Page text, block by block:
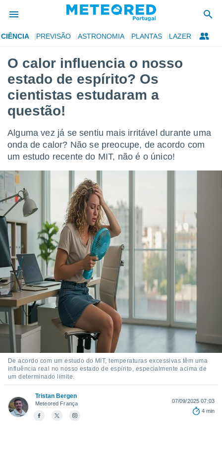
foi
para
as
fornecidas
a este
das
e
digital
ou
permite-
a nossa
de alta
botão
ao
a
todos os
o
no
ACEITAR
E
CONTINUAR
CONFIGURAÇÕES
CIÊNCIA PREVISÃO ASTRONOMIA PLANTAS LAZER
O calor influencia o nosso
estado de espírito? Os
cientistas estudaram a
questão!
Alguma vez já se sentiu mais irritável durante uma
onda de calor? Não se preocupe, de acordo com
um estudo recente do MIT, não é o único!
De acordo com um estudo do MIT, temperaturas excessivas têm uma
influência real no nosso estado de espírito, especialmente acima de
um determinado limite.
Tristan Bergen
Meteored França
07/09/2025 07:03
4 min